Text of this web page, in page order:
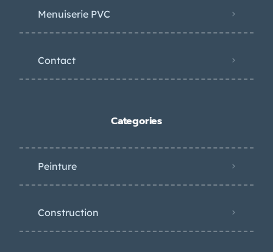
Menuiserie PVC
Contact
Categories
Peinture
Construction